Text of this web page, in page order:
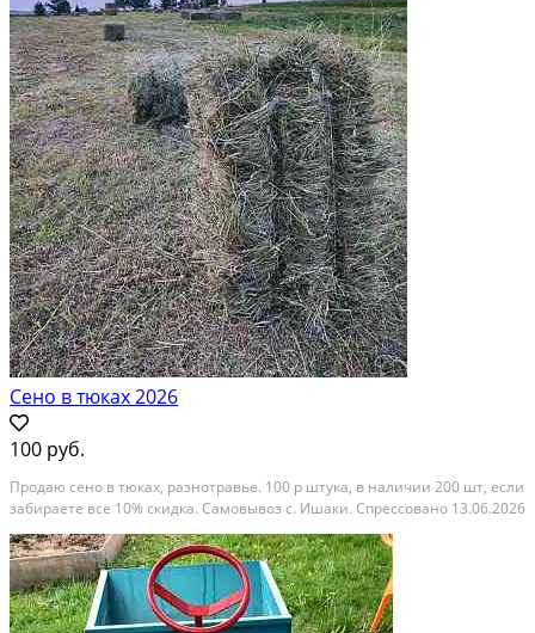
Сено в тюках 2026
100 руб.
Продаю сено в тюках, разнотравье. 100 р штука, в наличии 200 шт, если
забираете все 10% скидка. Самовывоз с. Ишаки. Спрессовано 13.06.2026